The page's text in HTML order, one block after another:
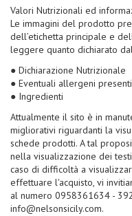
Valori Nutrizionali ed
Le immagini del prodotto
dell’etichetta principale e
leggere quanto dichiarato
● Dichiarazione Nutrizionale
● Eventuali allergeni presenti
● Ingredienti
Attualmente il sito è in
migliorativi riguardanti la
schede prodotti. A tal
nella visualizzazione dei
caso di difficoltà a
effettuare l'acquisto, vi
al numero 0958361634 -
info@nelsonsicily.com.